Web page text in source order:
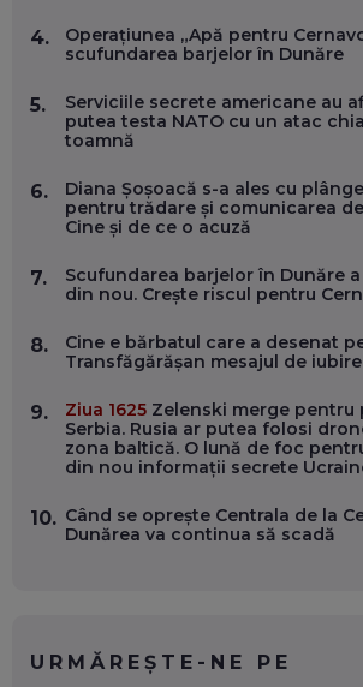
EP. 56
DOINA VÎLCEANU, CONTENTSPEED:
ÎNVAȚĂ AEO ȘI GEO!
EP. 55
OLIVIU MATEI, HOLISUN:
WASHINGTON, OCHELARI
EP. 54
VALENTIN VANCEA, CEO AL
PROCESE, DAR CE FACEM CÂND
INSTITUȚIILE STATULUI?
VOICU OPREAN (AROBS): CUM
GLOBALĂ, FĂRĂ SĂ PIERZI
EP. 52
4.
Operațiunea „Apă pentru
scufundarea barjelor în Dunăre
5.
Serviciile secrete americane au
putea testa NATO cu un atac
toamnă
6.
Diana Șoșoacă s-a ales cu
pentru trădare și comunicarea
Cine și de ce o acuză
7.
Scufundarea barjelor în Dunăre
din nou. Crește riscul pentru
8.
Cine e bărbatul care a desenat
Transfăgărășan mesajul de
9. Ziua 1625 Zelenski merge pentru
Serbia. Rusia ar putea folosi
zona baltică. O lună de foc
din nou informații secrete
10. Când se oprește Centrala de la
Dunărea va continua să scadă
URMĂREȘTE-NE PE